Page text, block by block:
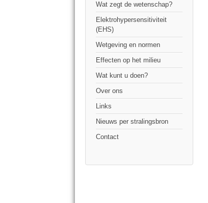
Wat zegt de wetenschap?
Elektrohypersensitiviteit
(EHS)
Wetgeving en normen
Effecten op het milieu
Wat kunt u doen?
Over ons
Links
Nieuws per stralingsbron
Contact